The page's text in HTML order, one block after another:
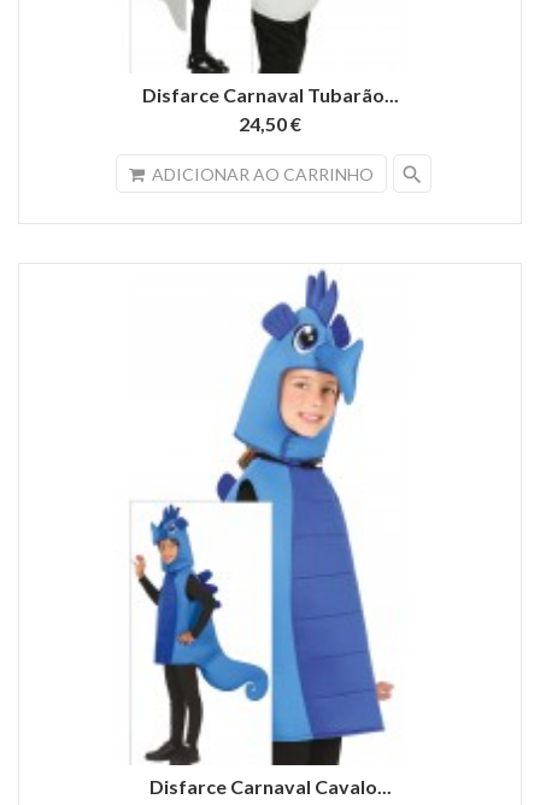
Disfarce Carnaval Tubarão...
24,50 €
ADICIONAR AO CARRINHO search
Disfarce Carnaval Cavalo...